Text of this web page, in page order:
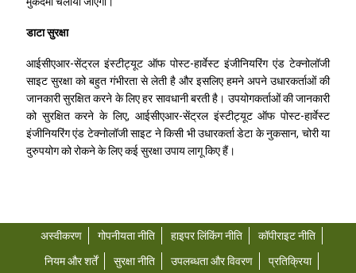
डाटा सुरक्षा
आईसीएआर-सेंट्रल इंस्टीट्यूट ऑफ पोस्ट-हार्वेस्ट इंजीनियरिंग एंड टेक्नोलॉजी
साइट सुरक्षा को बहुत गंभीरता से लेती है और इसलिए हमने अपने उधारकर्ताओं की
जानकारी सुरक्षित करने के लिए हर सावधानी बरती है। उपयोगकर्ताओं की जानकारी
को सुरक्षित करने के लिए, आईसीएआर-सेंट्रल इंस्टीट्यूट ऑफ पोस्ट-हार्वेस्ट
इंजीनियरिंग एंड टेक्नोलॉजी साइट ने किसी भी उधारकर्ता डेटा के नुकसान, चोरी या
दुरुपयोग को रोकने के लिए कई सुरक्षा उपाय लागू किए हैं।
अस्वीकरण गोपनीयता नीति हाइपर लिंकिंग नीति
कॉपीराइट नीति
नियम और शर्तें
सुरक्षा नीति उपलब्धता और विवरण
प्रतिक्रिया